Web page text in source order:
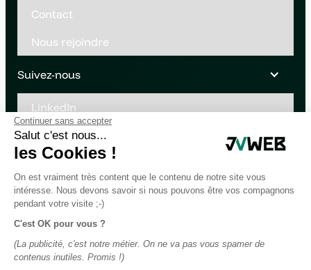
Continuer sans accepter
Salut c'est nous...
les Cookies !
On est vraiment très content que le contenu de notre site vous
intéresse. Nous devons savoir si nous pouvons être vos compagnons
pendant votre visite ;-)
C'est OK pour vous ?
(La publicité, c'est notre métier. On ne va pas vous spamer de
contenus inutiles. Promis !)
Contact
Nous rejoindre
Suivez-nous
LinkedIn
Youtube